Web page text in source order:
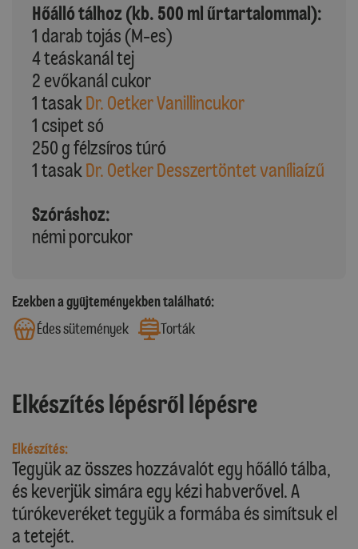
Hőálló tálhoz (kb. 500 ml űrtartalommal):
1 darab tojás (M-es)
4 teáskanál tej
2 evőkanál cukor
1 tasak Dr. Oetker Vanillincukor
1 csipet só
250 g félzsíros túró
1 tasak Dr. Oetker Desszertöntet vaníliaízű
Szóráshoz:
némi porcukor
Ezekben a gyűjteményekben található:
Édes sütemények
Torták
Elkészítés lépésről lépésre
Elkészítés:
Tegyük az összes hozzávalót egy hőálló tálba,
és keverjük simára egy kézi habverővel. A
túrókeveréket tegyük a formába és simítsuk el
a tetejét.